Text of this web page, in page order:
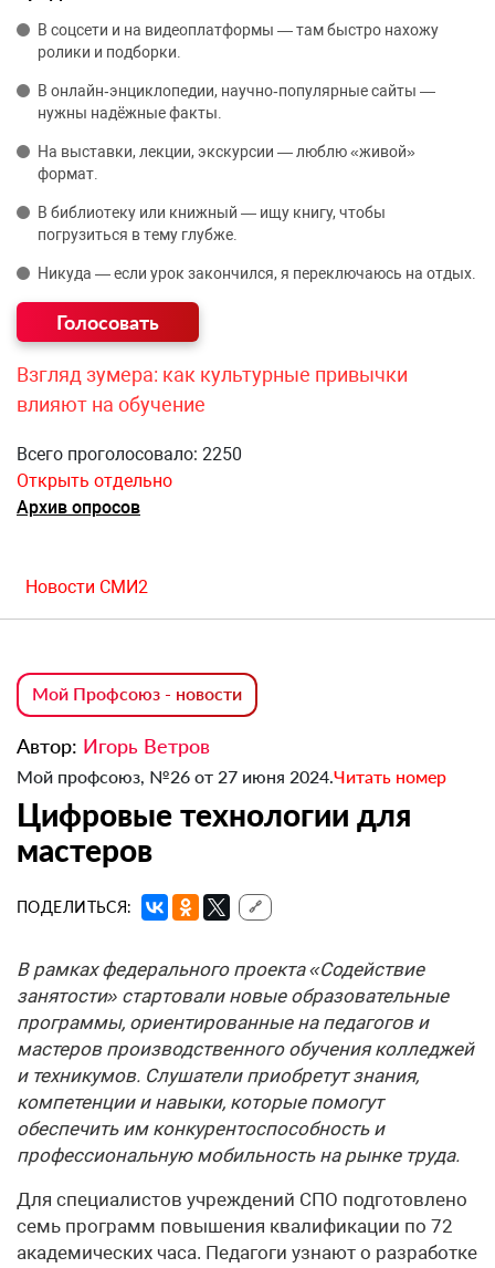
В соцсети и на видеоплатформы — там быстро нахожу
ролики и подборки.
В онлайн‑энциклопедии, научно‑популярные сайты —
нужны надёжные факты.
На выставки, лекции, экскурсии — люблю «живой»
формат.
В библиотеку или книжный — ищу книгу, чтобы
погрузиться в тему глубже.
Никуда — если урок закончился, я переключаюсь на отдых.
Взгляд зумера: как культурные привычки
влияют на обучение
Всего проголосовало: 2250
Открыть отдельно
Архив опросов
Новости СМИ2
Мой Профсоюз - новости
Автор: Игорь Ветров
Мой профсоюз, №26 от 27 июня 2024.Читать номер
Цифровые технологии для
мастеров
ПОДЕЛИТЬСЯ: 🔗
В рамках федерального проекта «Содействие
занятости» стартовали новые образовательные
программы, ориентированные на педагогов и
мастеров производственного обучения колледжей
и техникумов. Слушатели приобретут знания,
компетенции и навыки, которые помогут
обеспечить им конкурентоспособность и
профессиональную мобильность на рынке труда.
Для специалистов учреждений СПО подготовлено
семь программ повышения квалификации по 72
академических часа. Педагоги узнают о разработке